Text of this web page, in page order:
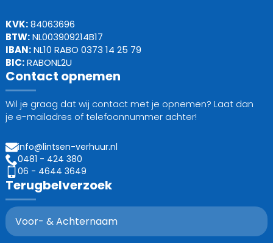
KVK:84063696
BTW:NL003909214B17
IBAN:NL10 RABO 0373 14 25 79
BIC:RABONL2U
Contact opnemen
Wil je graag dat wij contact met je opnemen? Laat dan
je e-mailadres of telefoonnummer achter!
info@lintsen-verhuur.nl
0481 - 424 380
06 - 4644 3649
Terugbelverzoek